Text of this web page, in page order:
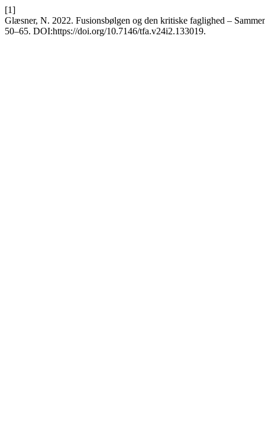
[1]
Glæsner, N. 2022. Fusionsbølgen og den kritiske faglighed –
50–65. DOI:https://doi.org/10.7146/tfa.v24i2.133019.